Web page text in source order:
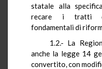
statale alla
recare i tratti
fondamentali di
1.2.- La
anche la legge 14
convertito, con